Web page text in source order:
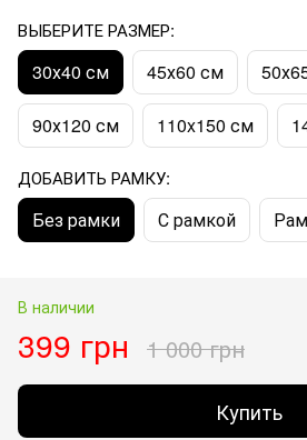
ВЫБЕРИТЕ РАЗМЕР:
30х40 см 45х60 см
90х120 см 110x150 см
ДОБАВИТЬ РАМКУ:
Без рамки С рамкой
В наличии
399 грн 1 000 грн
Купить